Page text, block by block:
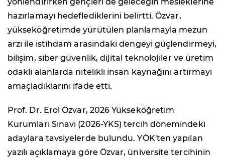
hazırlamayı hedeflediklerini belirtti. Özvar,
yükseköğretimde yürütülen planlamayla mezun
arzı ile istihdam arasındaki dengeyi güçlendirmeyi,
bilişim, siber güvenlik, dijital teknolojiler ve üretim
odaklı alanlarda nitelikli insan kaynağını artırmayı
amaçladıklarını ifade etti.
Prof. Dr. Erol Özvar, 2026 Yükseköğretim
Kurumları Sınavı (2026-YKS) tercih dönemindeki
adaylara tavsiyelerde bulundu. YÖK'ten yapılan
yazılı açıklamaya göre Özvar, üniversite tercihinin